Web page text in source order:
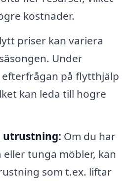
kostnader.
priser kan variera
Under
på flytthjälp
kan leda till högre
utrustning: Om du har
eller tunga möbler, kan
som t.ex. liftar